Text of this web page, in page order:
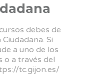
debes de
Si
a uno de los
o a través del
tc.gijon.es/